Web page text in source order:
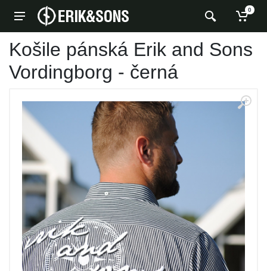
0
Košile pánská Erik and Sons
Vordingborg - černá